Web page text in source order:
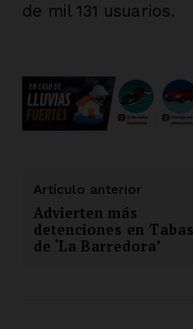
de mil 131 usuarios.
Artículo anterior
Advierten más
detenciones en
de ‘La Barredora’